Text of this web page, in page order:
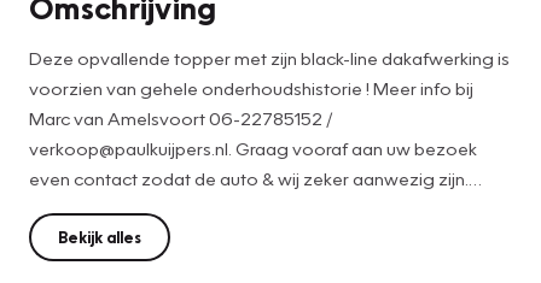
Deze opvallende topper met zijn black-line dakafwerking is
voorzien van gehele onderhoudshistorie ! Meer info bij
Marc van Amelsvoort 06-22785152 /
verkoop@paulkuijpers.nl. Graag vooraf aan uw bezoek
even contact zodat de auto & wij zeker aanwezig zijn.
Servicepakket tegen meerprijs vanaf € 695,-. Ondanks
zorgvuldige ingave zijn specificaties & leverbaarheid
voorbehouden en kunnen hieraan geen rechten worden
Bekijk alles